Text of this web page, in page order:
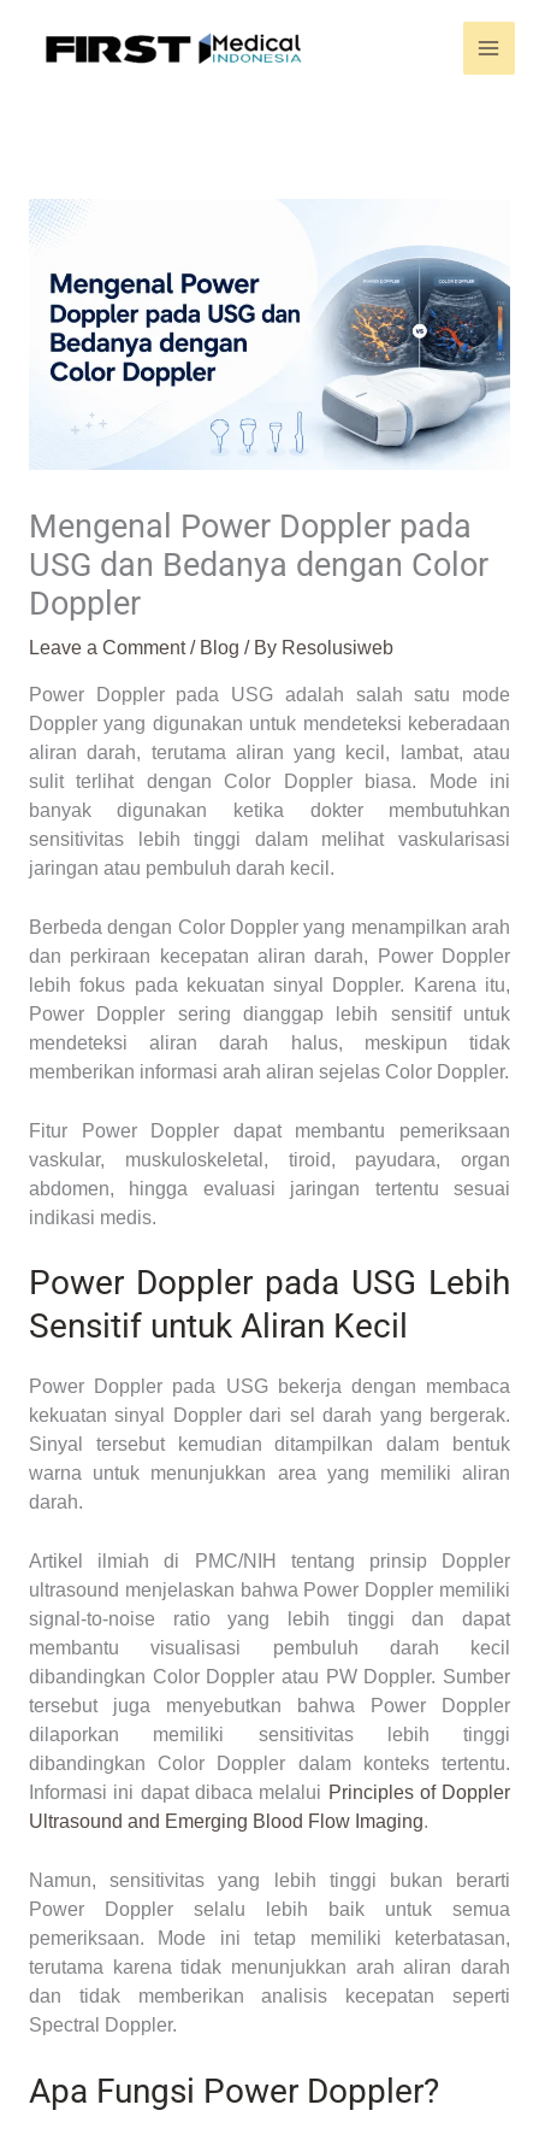
Mengenal Power Doppler pada
USG dan Bedanya dengan Color
Doppler
Leave a Comment / Blog / By Resolusiweb
Power Doppler pada USG adalah salah satu mode
Doppler yang digunakan untuk mendeteksi keberadaan
aliran darah, terutama aliran yang kecil, lambat, atau
sulit terlihat dengan Color Doppler biasa. Mode ini
banyak digunakan ketika dokter membutuhkan
sensitivitas lebih tinggi dalam melihat vaskularisasi
jaringan atau pembuluh darah kecil.
Berbeda dengan Color Doppler yang menampilkan arah
dan perkiraan kecepatan aliran darah, Power Doppler
lebih fokus pada kekuatan sinyal Doppler. Karena itu,
Power Doppler sering dianggap lebih sensitif untuk
mendeteksi aliran darah halus, meskipun tidak
memberikan informasi arah aliran sejelas Color Doppler.
Fitur Power Doppler dapat membantu pemeriksaan
vaskular, muskuloskeletal, tiroid, payudara, organ
abdomen, hingga evaluasi jaringan tertentu sesuai
indikasi medis.
Power Doppler pada USG Lebih
Sensitif untuk Aliran Kecil
Power Doppler pada USG bekerja dengan membaca
kekuatan sinyal Doppler dari sel darah yang bergerak.
Sinyal tersebut kemudian ditampilkan dalam bentuk
warna untuk menunjukkan area yang memiliki aliran
darah.
Artikel ilmiah di PMC/NIH tentang prinsip Doppler
ultrasound menjelaskan bahwa Power Doppler memiliki
signal-to-noise ratio yang lebih tinggi dan dapat
membantu visualisasi pembuluh darah kecil
dibandingkan Color Doppler atau PW Doppler. Sumber
tersebut juga menyebutkan bahwa Power Doppler
dilaporkan memiliki sensitivitas lebih tinggi
dibandingkan Color Doppler dalam konteks tertentu.
Informasi ini dapat dibaca melalui Principles of Doppler
Ultrasound and Emerging Blood Flow Imaging.
Namun, sensitivitas yang lebih tinggi bukan berarti
Power Doppler selalu lebih baik untuk semua
pemeriksaan. Mode ini tetap memiliki keterbatasan,
terutama karena tidak menunjukkan arah aliran darah
dan tidak memberikan analisis kecepatan seperti
Spectral Doppler.
Apa Fungsi Power Doppler?